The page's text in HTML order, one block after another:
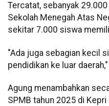
Tercatat, sebanyak
Sekolah Menegah Atas
sekitar 7.000 siswa
"Ada juga sebagian kecil
pendidikan ke luar
Agung menambahkan
SPMB tahun 2025 di